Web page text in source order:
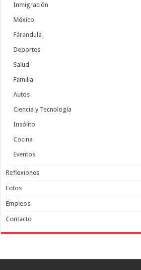
Inmigración
México
Fárandula
Deportes
Salud
Familia
Autos
Ciencia y Tecnología
Insólito
Cocina
Eventos
Reflexiones
Fotos
Empleos
Contacto